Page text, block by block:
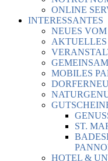
ONLINE
INTERESSANTES
NEUES
AKTUELLES
MOBILES
ST.
HOTEL &